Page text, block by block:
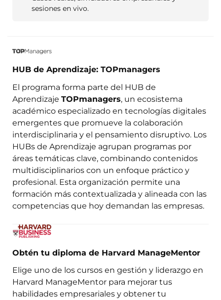
sesiones en vivo.
HUB de Aprendizaje: TOPmanagers
El programa forma parte del HUB de
Aprendizaje TOPmanagers, un ecosistema
académico especializado en tecnologías digitales
emergentes que promueve la colaboración
interdisciplinaria y el pensamiento disruptivo. Los
HUBs de Aprendizaje agrupan programas por
áreas temáticas clave, combinando contenidos
multidisciplinarios con un enfoque práctico y
profesional. Esta organización permite una
formación más contextualizada y alineada con las
competencias que hoy demandan las empresas.
Obtén tu diploma de Harvard ManageMentor
Elige uno de los cursos en gestión y liderazgo en
Harvard ManageMentor para mejorar tus
habilidades empresariales y obtener tu